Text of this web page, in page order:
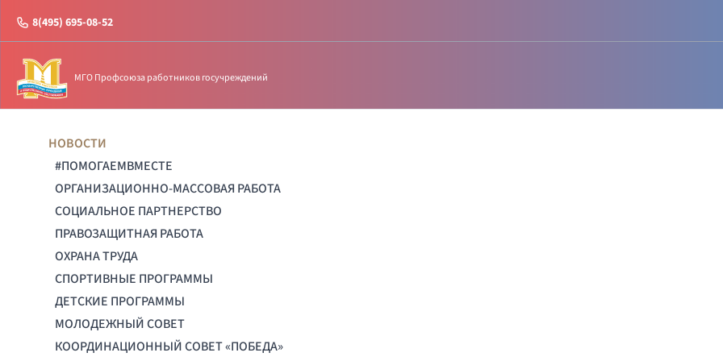
8(495) 695-08-52
МГО Профсоюза работников госучреждений
НОВОСТИ
#ПОМОГАЕМВМЕСТЕ
ОРГАНИЗАЦИОННО-МАССОВАЯ РАБОТА
СОЦИАЛЬНОЕ ПАРТНЕРСТВО
ПРАВОЗАЩИТНАЯ РАБОТА
ОХРАНА ТРУДА
СПОРТИВНЫЕ ПРОГРАММЫ
ДЕТСКИЕ ПРОГРАММЫ
МОЛОДЕЖНЫЙ СОВЕТ
КООРДИНАЦИОННЫЙ СОВЕТ «ПОБЕДА»